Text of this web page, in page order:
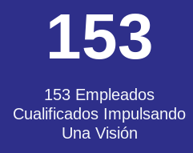
153
153 Empleados
Cualificados Impulsando
Una Visión
16
Pasos Para Garantizar
Que Cada Máquina
Cumpla Con Las Altas
Expectativas